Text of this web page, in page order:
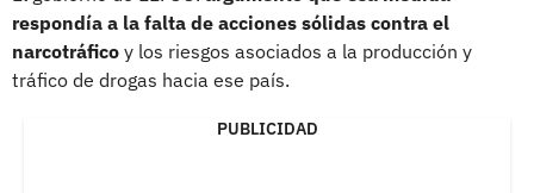
respondía a la falta de acciones sólidas contra el
narcotráfico y los riesgos asociados a la producción y
tráfico de drogas hacia ese país.
PUBLICIDAD